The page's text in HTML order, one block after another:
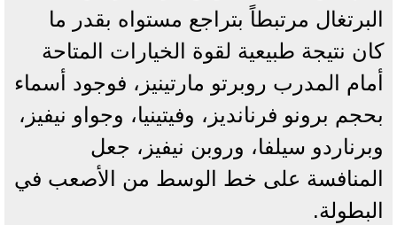
البرتغال مرتبطاً بتراجع مستواه بقدر ما
كان نتيجة طبيعية لقوة الخيارات المتاحة
أمام المدرب روبرتو مارتينيز، فوجود أسماء
بحجم برونو فرنانديز، وفيتينيا، وجواو نيفيز،
وبرناردو سيلفا، وروبن نيفيز، جعل
المنافسة على خط الوسط من الأصعب في
البطولة.